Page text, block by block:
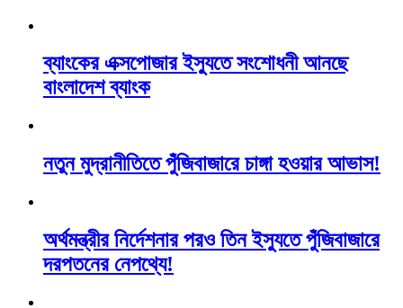
ব্যাংকের এক্সপোজার ইস্যুতে সংশোধনী আনছে
বাংলাদেশ ব্যাংক
নতুন মুদ্রানীতিতে পুঁজিবাজারে চাঙ্গা হওয়ার আভাস!
অর্থমন্ত্রীর নির্দেশনার পরও তিন ইস্যুতে পুঁজিবাজারে
দরপতনের নেপথ্যে!